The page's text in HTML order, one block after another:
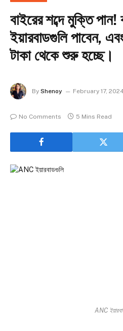
বাইরের শব্দে মুক্তি
ইয়ারবাডগুলি পাবেন,
টাকা থেকে শুরু হচ্ছে।
By Shenoy February 17,
No Comments 5 Mins Read
ANC